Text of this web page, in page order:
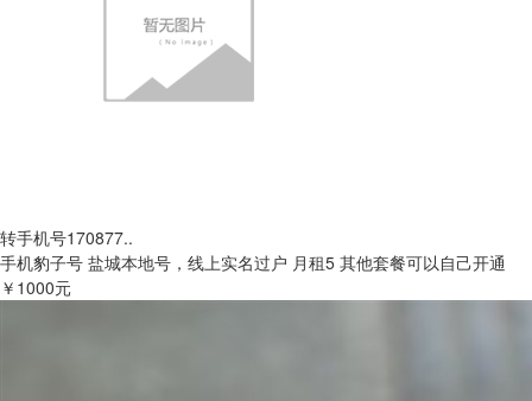
转手机号170877..
手机豹子号 盐城本地号，线上实名过户 月租5 其他套餐可以自己开通
￥1000元